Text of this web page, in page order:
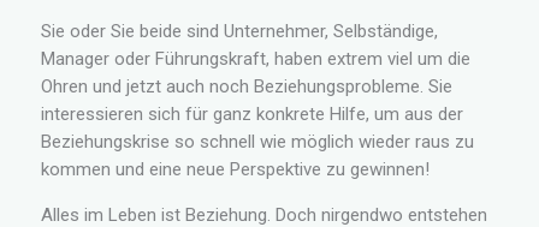
Sie oder Sie beide sind Unternehmer, Selbständige,
Manager oder Führungskraft, haben extrem viel um die
Ohren und jetzt auch noch Beziehungsprobleme. Sie
interessieren sich für ganz konkrete Hilfe, um aus der
Beziehungskrise so schnell wie möglich wieder raus zu
kommen und eine neue Perspektive zu gewinnen!
Alles im Leben ist Beziehung. Doch nirgendwo entstehen